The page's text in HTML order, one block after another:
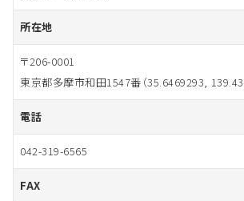
所在地
〒206-0001
東京都多摩市和田1547番（35.6469293,
電話
042-319-6565
FAX